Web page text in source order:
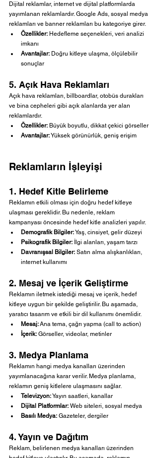
Dijital reklamlar, internet ve dijital platformlarda
yayımlanan reklamlardır. Google Ads, sosyal medya
reklamları ve banner reklamları bu kategoriye girer.
Özellikler: Hedefleme seçenekleri, veri analizi
imkanı
Avantajlar: Doğru kitleye ulaşma, ölçülebilir
sonuçlar
5. Açık Hava Reklamları
Açık hava reklamları, billboardlar, otobüs durakları
ve bina cepheleri gibi açık alanlarda yer alan
reklamlardır.
Özellikler: Büyük boyutlu, dikkat çekici görseller
Avantajlar: Yüksek görünürlük, geniş erişim
Reklamların İşleyişi
1. Hedef Kitle Belirleme
Reklamın etkili olması için doğru hedef kitleye
ulaşması gereklidir. Bu nedenle, reklam
kampanyası öncesinde hedef kitle analizleri yapılır.
Demografik Bilgiler: Yaş, cinsiyet, gelir düzeyi
Psikografik Bilgiler: İlgi alanları, yaşam tarzı
Davranışsal Bilgiler: Satın alma alışkanlıkları,
internet kullanımı
2. Mesaj ve İçerik Geliştirme
Reklamın iletmek istediği mesaj ve içerik, hedef
kitleye uygun bir şekilde geliştirilir. Bu aşamada,
yaratıcı tasarım ve etkili bir dil kullanımı önemlidir.
Mesaj: Ana tema, çağrı yapma (call to action)
İçerik: Görseller, videolar, metinler
3. Medya Planlama
Reklamın hangi medya kanalları üzerinden
yayımlanacağına karar verilir. Medya planlama,
reklamın geniş kitlelere ulaşmasını sağlar.
Televizyon: Yayın saatleri, kanallar
Dijital Platformlar: Web siteleri, sosyal medya
Basılı Medya: Gazeteler, dergiler
4. Yayın ve Dağıtım
Reklam, belirlenen medya kanalları üzerinden